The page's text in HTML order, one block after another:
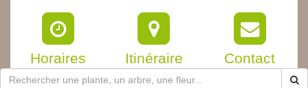
Horaires Itinéraire Contact